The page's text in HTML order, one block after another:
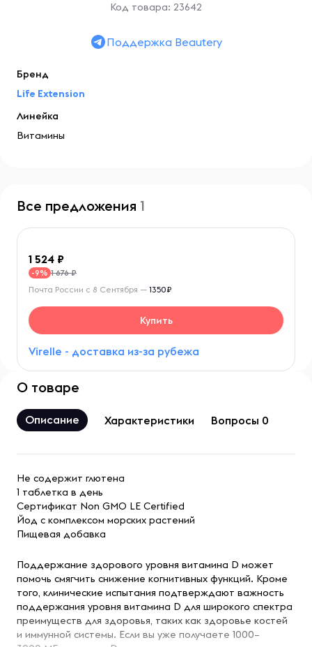
Код товара: 23642
Поддержка Beautery
Бренд
Life Extension
Линейка
Витамины
Все предложения 1
1 524
-9% 1 676 ₽
Virelle - доставка из-за рубежа
Почта России с 8 Сентября — 1350₽
Купить
О товаре
Описание Характеристики Вопросы 0
Не содержит глютена
1 таблетка в день
Сертификат Non GMO LE Certified
Йод с комплексом морских растений
Пищевая добавка
Поддержание здорового уровня витамина D может
помочь смягчить снижение когнитивных функций. Кроме
того, клинические испытания подтверждают важность
поддержания уровня витамина D для широкого спектра
преимуществ для здоровья, таких как здоровье костей
и иммунной системы. Если вы уже получаете 1000–